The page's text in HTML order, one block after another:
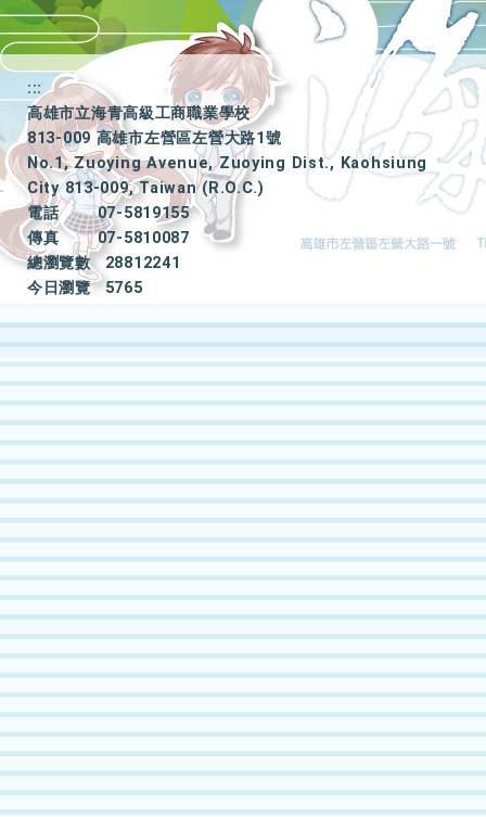
:::
高雄市立海青高級工商職業學校
813-009 高雄市左營區左營大路1號
No.1, Zuoying Avenue, Zuoying Dist., Kaohsiung
City 813-009, Taiwan (R.O.C.)
電話
07-5819155
傳真
07-5810087
總瀏覽數
28812241
今日瀏覽
5765